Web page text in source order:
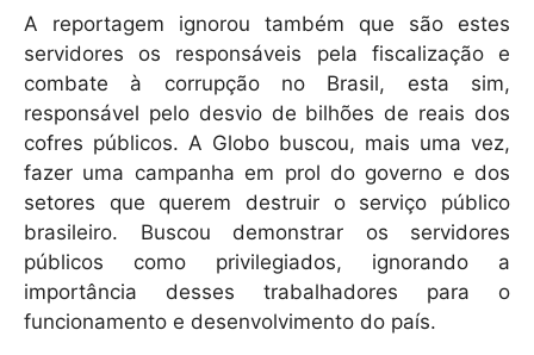
A reportagem ignorou também que são estes
servidores os responsáveis pela fiscalização e
combate à corrupção no Brasil, esta sim,
responsável pelo desvio de bilhões de reais dos
cofres públicos. A Globo buscou, mais uma vez,
fazer uma campanha em prol do governo e dos
setores que querem destruir o serviço público
brasileiro. Buscou demonstrar os servidores
públicos como privilegiados, ignorando a
importância desses trabalhadores para o
funcionamento e desenvolvimento do país.